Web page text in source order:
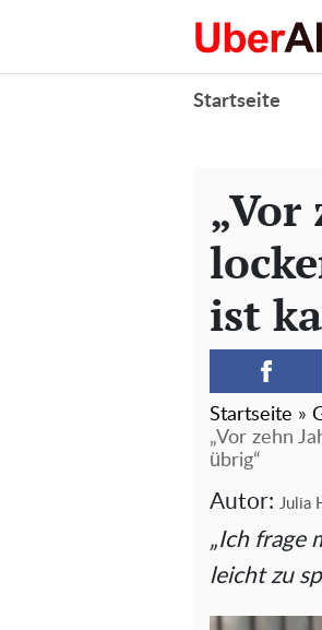
Startseite
ist
Startseite »
„Vor zehn
übrig“
Autor: Julia
„Ich frage
leicht zu